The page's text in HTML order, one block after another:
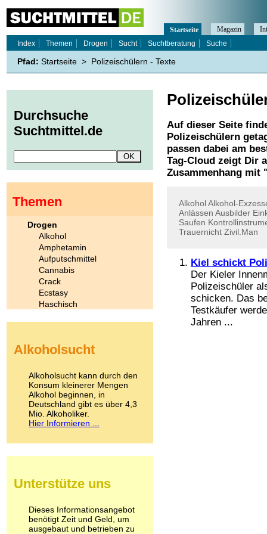
Auf dieser Seite
Polizeischülern
passen dabei am
Tag-Cloud zeigt Dir
Zusammenhang mit
AlkoholAlkohol-
Anlässen Ausbilder
Saufen
Trauernicht Zivil.Man
Kiel schickt
Der Kieler
Polizeischüler
schicken. Das
Testkäufer
Jahren ...
Startseite Magazin
Index
Themen Drogen Sucht Suchtberatung Suche
Pfad: Startseite > Polizeischülern - Texte
Durchsuche
Suchtmittel.de
Themen
Drogen
Alkohol
Amphetamin
Aufputschmittel
Cannabis
Crack
Ecstasy
Haschisch
Kokain
LSD
Marihuana
Medikamente
Meskalin
Metamphetamin
Methadon
Pilze
Psychopharmaka
Schlafmittel
Schmerzmittel
Alkoholsucht
Alkoholsucht kann durch den
Konsum kleinerer Mengen
Alkohol beginnen, in
Deutschland gibt es über 4,3
Mio. Alkoholiker.
Hier Informieren ...
Unterstütze uns
Dieses Informationsangebot
benötigt Zeit und Geld, um
ausgebaut und betrieben zu